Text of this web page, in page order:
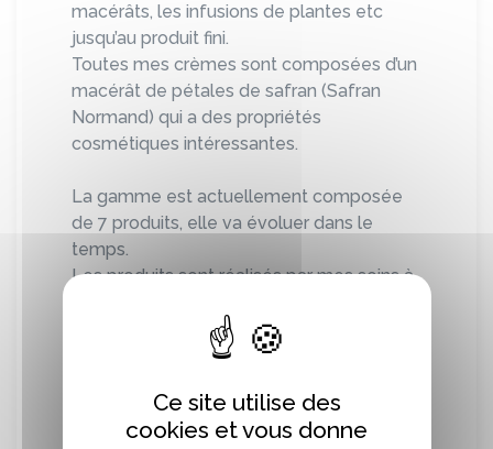
macérâts, les infusions de plantes etc
jusqu’au produit fini.
Toutes mes crèmes sont composées d’un
macérât de pétales de safran (Safran
Normand) qui a des propriétés
cosmétiques intéressantes.
La gamme est actuellement composée
de 7 produits, elle va évoluer dans le
temps.
Les produits sont réalisés par mes soins à
produits de celle-ci.
Concernant les autres matières premières
producteurs locaux y compris pour les
emballages (par exemple d’Ouville la
Ce site utilise des
cookies et vous donne